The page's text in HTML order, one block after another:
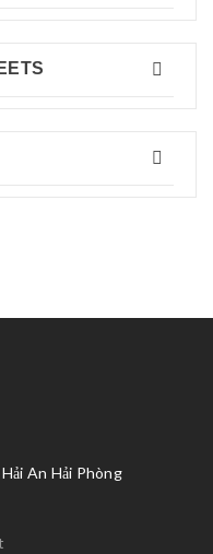
An Hải Phòng